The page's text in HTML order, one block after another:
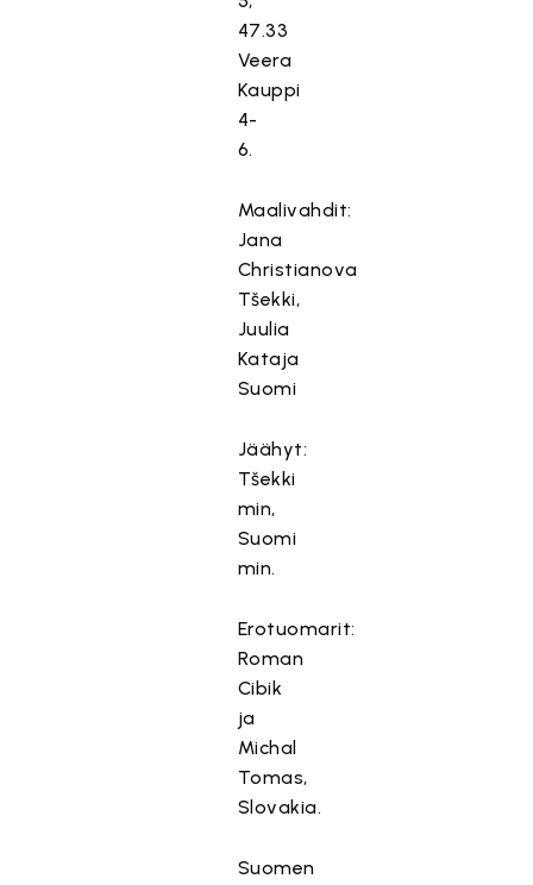
47.33
Veera
Kauppi
4-
6.
Maalivahdit:
Jana
Christianova
Tšekki,
Juulia
Kataja
Suomi
Jäähyt:
Tšekki
min,
Suomi
min.
Erotuomarit:
Roman
Cibik
ja
Michal
Tomas,
Slovakia.
Suomen